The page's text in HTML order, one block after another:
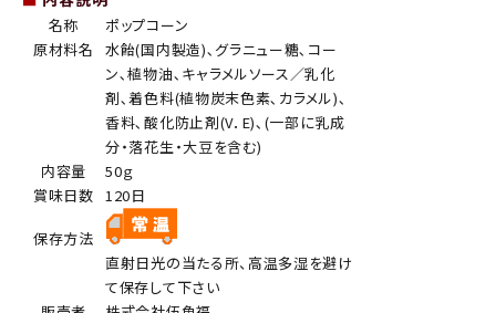
名称
ポップコーン
原材料名
水飴(国内製造)､グラニュー糖､コー
ン､植物油､キャラメルソース／乳化
剤､着色料(植物炭末色素､カラメル)､
香料､酸化防止剤(V．E)､(一部に乳成
分・落花生・大豆を含む)
内容量
50ｇ
賞味日数 120日
保存方法
直射日光の当たる所、高温多湿を避け
て保存して下さい